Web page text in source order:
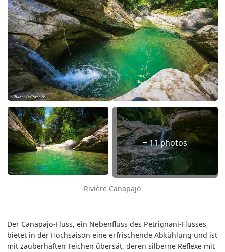
+ 11 photos
Rivière Canapajo
Der Canapajo-Fluss, ein Nebenfluss des Petrignani-Flusses,
bietet in der Hochsaison eine erfrischende Abkühlung und ist
mit zauberhaften Teichen übersät, deren silberne Reflexe mit